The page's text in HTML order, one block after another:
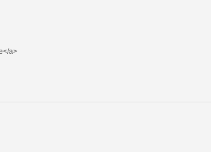
a>